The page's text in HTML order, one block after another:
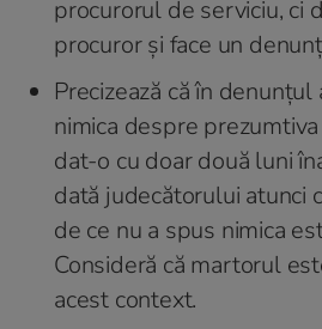
procurorul de serviciu, ci
procuror și face un
Precizează că în
nimica despre
dat-o cu doar două luni
dată judecătorului atunci
de ce nu a spus nimica
Consideră că martorul
acest context.